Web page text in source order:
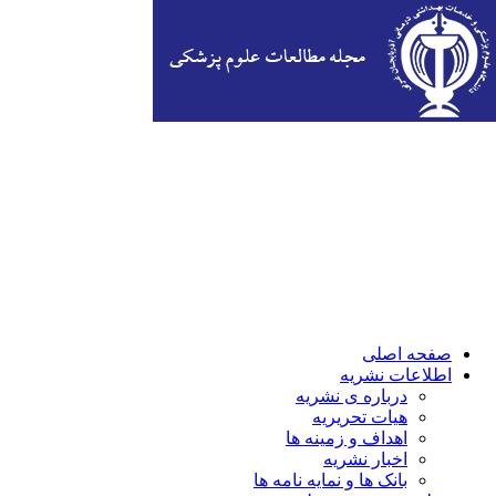
صفحه اصلی
اطلاعات نشریه
درباره ی نشریه
هیات تحریریه
اهداف و زمینه ها
اخبار نشریه
بانک ها و نمایه نامه ها